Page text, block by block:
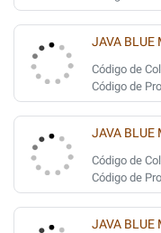
JAVA BLUE
Código de
Código de
JAVA BLUE
Código de
Código de
JAVA BLUE